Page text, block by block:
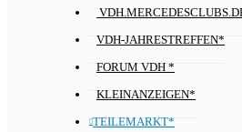
VDH-JAHRESTREFFEN*
FORUM VDH *
KLEINANZEIGEN*
TEILEMARKT*